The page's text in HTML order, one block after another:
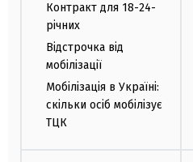
Контракт для 18-24-
річних
Відстрочка від
мобілізації
Мобілізація в Україні:
скільки осіб мобілізує
ТЦК